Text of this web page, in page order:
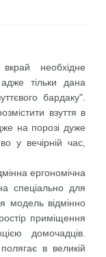
необхідне
тільки дана
бардаку".
взуття в
на порозі дуже
у вечірній час,
ергономічна
спеціально для
модель відмінно
приміщення
домочадців.
в великій